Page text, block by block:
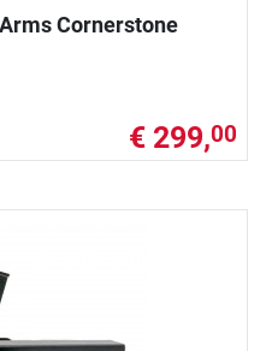
Cornerstone
€ 299,00